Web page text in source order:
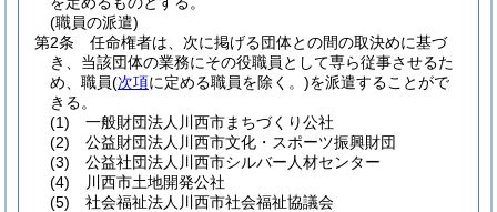
(職員の派遣)
第2条
任命権者は、次に掲げる団体との間の取決めに基づ
き、当該団体の業務にその役職員として専ら従事させるた
め、職員(次項に定める職員を除く。)を派遣することがで
きる。
(1)
一般財団法人川西市まちづくり公社
(2)
公益財団法人川西市文化・スポーツ振興財団
(3)
公益社団法人川西市シルバー人材センター
(4)
川西市土地開発公社
(5)
社会福祉法人川西市社会福祉協議会